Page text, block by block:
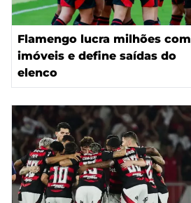
Flamengo lucra milhões com
imóveis e define saídas do
elenco